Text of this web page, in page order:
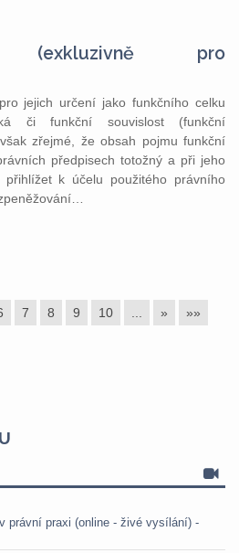
(exkluzivně pro
jejich určení jako funkčního celku
či funkční souvislost (funkční
zřejmé, že obsah pojmu funkční
předpisech totožný a při jeho
k účelu použitého právního
7 8 9 10 » »»
právní praxi (online - živé vysílání) -